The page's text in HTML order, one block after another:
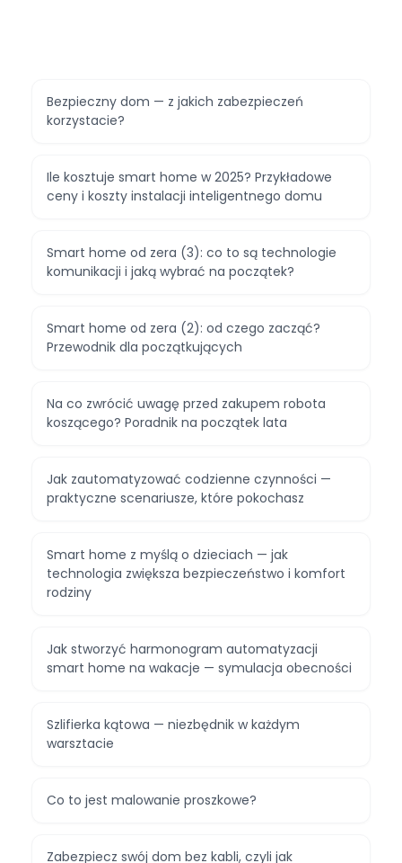
Bezpieczny dom — z jakich zabezpieczeń
korzystacie?
Ile kosztuje smart home w 2025? Przykładowe
ceny i koszty instalacji inteligentnego domu
Smart home od zera (3): co to są technologie
komunikacji i jaką wybrać na początek?
Smart home od zera (2): od czego zacząć?
Przewodnik dla początkujących
Na co zwrócić uwagę przed zakupem robota
koszącego? Poradnik na początek lata
Jak zautomatyzować codzienne czynności —
praktyczne scenariusze, które pokochasz
Smart home z myślą o dzieciach — jak
technologia zwiększa bezpieczeństwo i komfort
rodziny
Jak stworzyć harmonogram automatyzacji
smart home na wakacje — symulacja obecności
Szlifierka kątowa — niezbędnik w każdym
warsztacie
Co to jest malowanie proszkowe?
Zabezpiecz swój dom bez kabli, czyli jak